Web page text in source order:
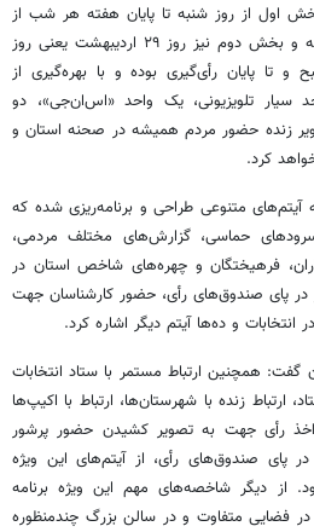
از روز شنبه تا پایان هفته هر شب از
ساعت ۲۰:۴۵ و به مدت ۹۰ دقیقه و بخش دوم نیز روز ۲۹ اردیبهشت یعنی روز
انتخابات از ساعت ۸ صبح و تا پایان رأی‌گیری بوده و با بهره‌گیری از
سیار تلویزیونی، یک واحد «اس‌ان‌جی»، دو
زنده حضور مردم همیشه در صحنه استان و
کرد.
آیتم‌های متنوعی طراحی و برنامه‌ریزی شده که
حماسی، گزارش‌های مختلف مردمی،
فرهیختگان و چهره‌های شاخص استان در
پای صندوق‌های رأی، حضور کارشناسان جهت
و ده‌ها آیتم دیگر اشاره کرد.
همچنین ارتباط مستمر با ستاد انتخابات
ارتباط زنده با شهرستان‌ها، ارتباط با اکیپ‌ها
رأی جهت به تصویر کشیدن حضور پرشور
پای صندوق‌های رأی، از آیتم‌های این ویژه
از دیگر شاخصه‌های مهم این ویژه برنامه
در فضایی متفاوت و در سالن بزرگ چندمنظوره